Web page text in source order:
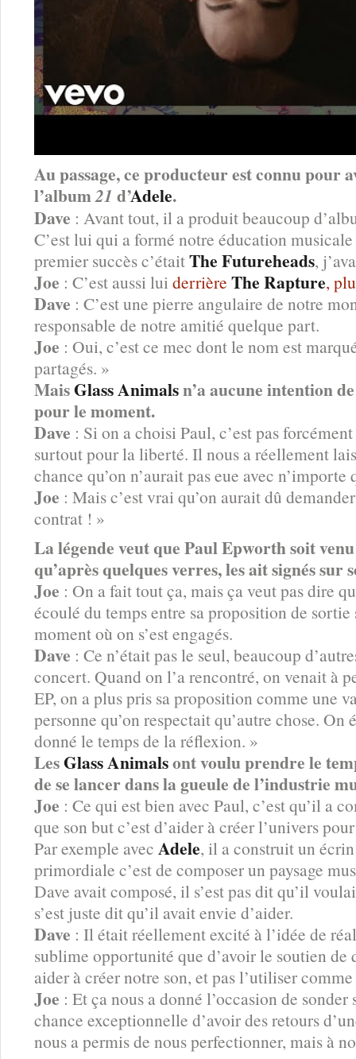
Au passage, ce producteur est connu pour
l’album21 d’Adele.
Dave : Avant tout, il a produit beaucoup
C’est lui qui a formé notre éducation
premier succès c’étaitThe Futureheads,
Joe : C’est aussi lui derrière The Rapture,
Dave : C’est une pierre angulaire de notre
responsable de notre amitié quelque part.
Joe : Oui, c’est ce mec dont le nom est
partagés. »
MaisGlass Animalsn’a aucune intention
pour le moment.
Dave : Si on a choisi Paul, c’est pas
surtout pour la liberté. Il nous a réellement
chance qu’on n’aurait pas eue avec
Joe : Mais c’est vrai qu’on aurait dû
contrat ! »
La légende veut que Paul Epworth soit
qu’après quelques verres, les ait signés sur
Joe : On a fait tout ça, mais ça veut pas dire
écoulé du temps entre sa proposition de
moment où on s’est engagés.
Dave : Ce n’était pas le seul, beaucoup
concert. Quand on l’a rencontré, on venait à
EP, on a plus pris sa proposition comme une
personne qu’on respectait qu’autre chose. On
donné le temps de la réflexion. »
LesGlass Animalsont voulu prendre le
de se lancer dans la gueule de l’industrie
Joe : Ce qui est bien avec Paul, c’est qu’il a
que son but c’est d’aider à créer l’univers
Par exemple avec Adele, il a construit un
primordiale c’est de composer un paysage
Dave avait composé, il s’est pas dit qu’il
s’est juste dit qu’il avait envie d’aider.
Dave : Il était réellement excité à l’idée de
sublime opportunité que d’avoir le soutien de
aider à créer notre son, et pas l’utiliser
Joe : Et ça nous a donné l’occasion de
chance exceptionnelle d’avoir des retours
nous a permis de nous perfectionner, mais à